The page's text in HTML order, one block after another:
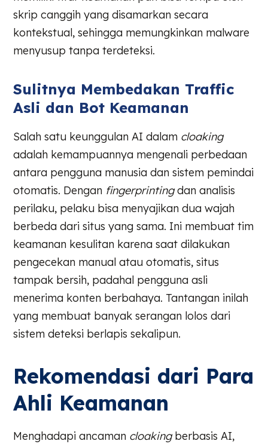
skrip canggih yang disamarkan secara
kontekstual, sehingga memungkinkan malware
menyusup tanpa terdeteksi.
Sulitnya Membedakan Traffic
Asli dan Bot Keamanan
Salah satu keunggulan AI dalam cloaking
adalah kemampuannya mengenali perbedaan
antara pengguna manusia dan sistem pemindai
otomatis. Dengan fingerprintingdan analisis
perilaku, pelaku bisa menyajikan dua wajah
berbeda dari situs yang sama. Ini membuat tim
keamanan kesulitan karena saat dilakukan
pengecekan manual atau otomatis, situs
tampak bersih, padahal pengguna asli
menerima konten berbahaya. Tantangan inilah
yang membuat banyak serangan lolos dari
sistem deteksi berlapis sekalipun.
Rekomendasi dari Para
Ahli Keamanan
Menghadapi ancaman cloakingberbasis AI,